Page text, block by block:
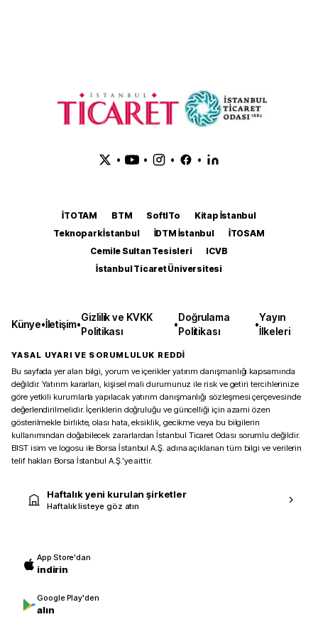
• • • •
İTOTAM BTM SoftITo
Kitap İstanbul
Teknopark İstanbul
İDTM İstanbul
İTOSAM
Cemile Sultan Tesisleri
ICVB
İstanbul Ticaret Üniversitesi
Künye•İletişim•
Gizlilik ve KVKK
Politikası
•
Doğrulama
Politikası
•
Yayın
İlkeleri
YASAL UYARI VE SORUMLULUK REDDİ
Bu sayfada yer alan bilgi, yorum ve içerikler yatırım danışmanlığı kapsamında
değildir. Yatırım kararları, kişisel mali durumunuz ile risk ve getiri tercihlerinize
göre yetkili kurumlarla yapılacak yatırım danışmanlığı sözleşmesi çerçevesinde
değerlendirilmelidir. İçeriklerin doğruluğu ve güncelliği için azami özen
gösterilmekle birlikte, olası hata, eksiklik, gecikme veya bu bilgilerin
kullanımından doğabilecek zararlardan İstanbul Ticaret Odası sorumlu değildir.
BIST isim ve logosu ile Borsa İstanbul A.Ş. adına açıklanan tüm bilgi ve verilerin
telif hakları Borsa İstanbul A.Ş.’ye aittir.
Haftalık yeni kurulan şirketler
Haftalık listeye göz atın
App Store'dan
indirin
Google Play'den
alın